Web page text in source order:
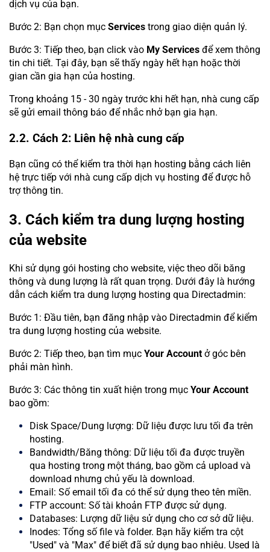
dịch vụ của bạn.
Bước 2: Bạn chọn mục Services trong giao diện quản lý.
Bước 3: Tiếp theo, bạn click vào My Services để xem thông
tin chi tiết. Tại đây, bạn sẽ thấy ngày hết hạn hoặc thời
gian cần gia hạn của hosting.
Trong khoảng 15 - 30 ngày trước khi hết hạn, nhà cung cấp
sẽ gửi email thông báo để nhắc nhở bạn gia hạn.
2.2. Cách 2: Liên hệ nhà cung cấp
Bạn cũng có thể kiểm tra thời hạn hosting bằng cách liên
hệ trực tiếp với nhà cung cấp dịch vụ hosting để được hỗ
trợ thông tin.
3. Cách kiểm tra dung lượng hosting
của website
Khi sử dụng gói hosting cho website, việc theo dõi băng
thông và dung lượng là rất quan trọng. Dưới đây là hướng
dẫn cách kiểm tra dung lượng hosting qua Directadmin:
Bước 1: Đầu tiên, bạn đăng nhập vào Directadmin để kiểm
tra dung lượng hosting của website.
Bước 2: Tiếp theo, bạn tìm mục Your Accountở góc bên
phải màn hình.
Bước 3: Các thông tin xuất hiện trong mục Your Account
bao gồm:
Disk Space/Dung lượng: Dữ liệu được lưu tối đa trên
hosting.
Bandwidth/Băng thông: Dữ liệu tối đa được truyền
qua hosting trong một tháng, bao gồm cả upload và
download nhưng chủ yếu là download.
Email: Số email tối đa có thể sử dụng theo tên miền.
FTP account: Số tài khoản FTP được sử dụng.
Databases: Lượng dữ liệu sử dụng cho cơ sở dữ liệu.
Inodes: Tổng số file và folder. Bạn hãy kiểm tra cột
"Used" và "Max" để biết đã sử dụng bao nhiêu. Used là